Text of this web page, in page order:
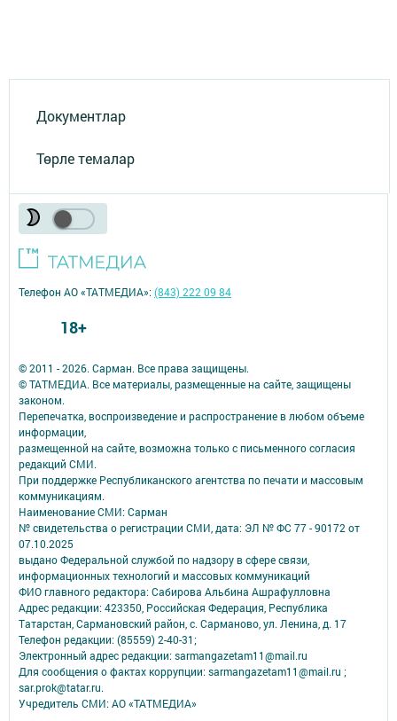
Документлар
Төрле темалар
© 2011 - 2026. Сарман. Все права защищены.
© ТАТМЕДИА. Все материалы, размещенные на сайте, защищены
законом.
Перепечатка, воспроизведение и распространение в любом объеме
информации,
размещенной на сайте, возможна только с письменного согласия
редакций СМИ.
При поддержке Республиканского агентства по печати и массовым
коммуникациям.
Наименование СМИ: Сарман
№ свидетельства о регистрации СМИ, дата: ЭЛ № ФС 77 - 90172 от
07.10.2025
выдано Федеральной службой по надзору в сфере связи,
информационных технологий и массовых коммуникаций
ФИО главного редактора: Сабирова Альбина Ашрафулловна
Адрес редакции: 423350, Российская Федерация, Республика
Татарстан, Сармановский район, с. Сарманово, ул. Ленина, д. 17
Телефон редакции: (85559) 2-40-31;
Электронный адрес редакции: sarmangazetam11@mail.ru
Для сообщения о фактах коррупции: sarmangazetam11@mail.ru ;
sar.prok@tatar.ru.
Учредитель СМИ: АО «ТАТМЕДИА»
Телефон АО «ТАТМЕДИА»:(843) 222 09 84
18+